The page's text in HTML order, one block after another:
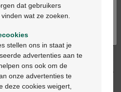
en français
dat gebruikers
wat ze zoeken.
stellen ons in staat je
advertenties aan te
ons ook om de
onze advertenties te
deze cookies weigert,